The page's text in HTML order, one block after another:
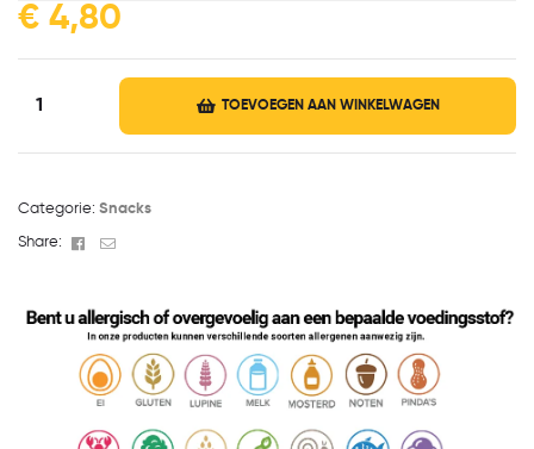
€ 4,80
TOEVOEGEN AAN WINKELWAGEN
Categorie: Snacks
Share: Facebook
Email